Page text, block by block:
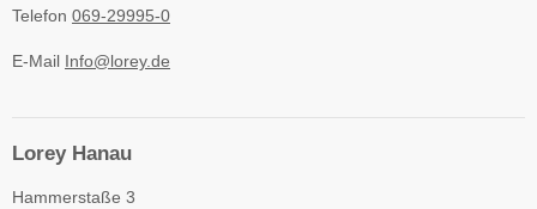
Telefon 069-29995-0
E-Mail Info@lorey.de
Lorey Hanau
Hammerstaße 3